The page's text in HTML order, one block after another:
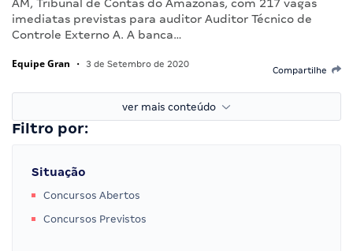
AM, Tribunal de Contas do Amazonas, com 217 vagas
imediatas previstas para auditor Auditor Técnico de
Controle Externo A. A banca…
Equipe Gran • 3 de Setembro de 2020
Compartilhe
ver mais conteúdo
Filtro por:
Situação
Concursos Abertos
Concursos Previstos